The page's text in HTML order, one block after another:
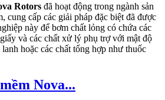
Rotors đã hoạt động trong ngành sản
cung cấp các giải pháp đặc biệt đã được
này để bơm chất lỏng có chứa các
và các chất xử lý phụ trợ với mật độ
hoặc các chất tổng hợp như thuốc
Nova...